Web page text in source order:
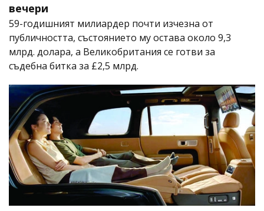
вечери
59-годишният милиардер почти изчезна от
публичността, състоянието му остава около 9,3
млрд. долара, а Великобритания се готви за
съдебна битка за £2,5 млрд.